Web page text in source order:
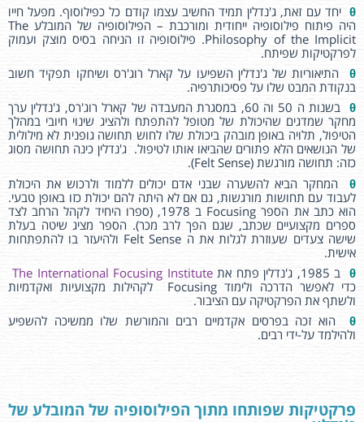
θ יחד עם זאת, ג'נדלין תמיד החשיב עצמו קודם כל כפילוסוף. מפעל חייו
היה פיתוח פילוסופיה ייחודית ומורכבת – הפילוסופיה של המובלע The
Philosophy of the Implicit. פילוסופיה זו הניחה בסיס מוצק ועמוק
לפרקטיקות שפיתח.
θ
התיאוריות של ג'נדלין השפיעו על קארל רוג'רס ושיחקו תפקיד חשוב
בנקודת המבט שלו על פסיכותרפיה.
θ
בשנות ה 50 וה 60, במסגרת המעבדה של קארל רוג'רס, ג'נדלין ערך
מחקר שמדגים שהיכולת של מטופל להתפתח ולהציג שינוי חיובי במהלך
הטיפול, תלויה באופן מובהק ביכולת שלו לחוש תחושה גופנית לא מילולית
של הנושאים הלא פתורים שהביאו אותו לטיפול. ג'נדלין כינה תחושה מסוג
כזה: תחושה מורגשת (Felt Sense).
θ
המחקר הביא להשערה שבני אדם יכולים ללמוד ולרכוש את היכולת
לעבוד עם תחושות מורגשות, גם אם לא היתה להם יכולת כזו באופן טבעי.
הוא כתב את הספר Focusing ב 1978, (ספרו היחיד לקהל הרחב לצד
ספרים מקצועיים שכתב, שגם הפך לרב מכר). הספר מציג שיטה בעלת
שישה צעדים שעוזרת לגלות את ה Felt Sense ולהיעזר בו להתפתחות
אישית.
θ ב 1985, ג'נדלין פתח את
The International Focusing Institute
כדי לאפשר הדרכה ולימוד Focusing לקהילות מקצועיות ואקדמיות
ולשתף את הפרקטיקה עם הציבור.
θ
הוא זכה בפרסים אקדמיים רבים והמורשת שלו ממשיכה להשפיע
ולהילמד על-ידי רבים.
פרקטיקות שפותחו מתוך הפילוסופיה של המובלע של